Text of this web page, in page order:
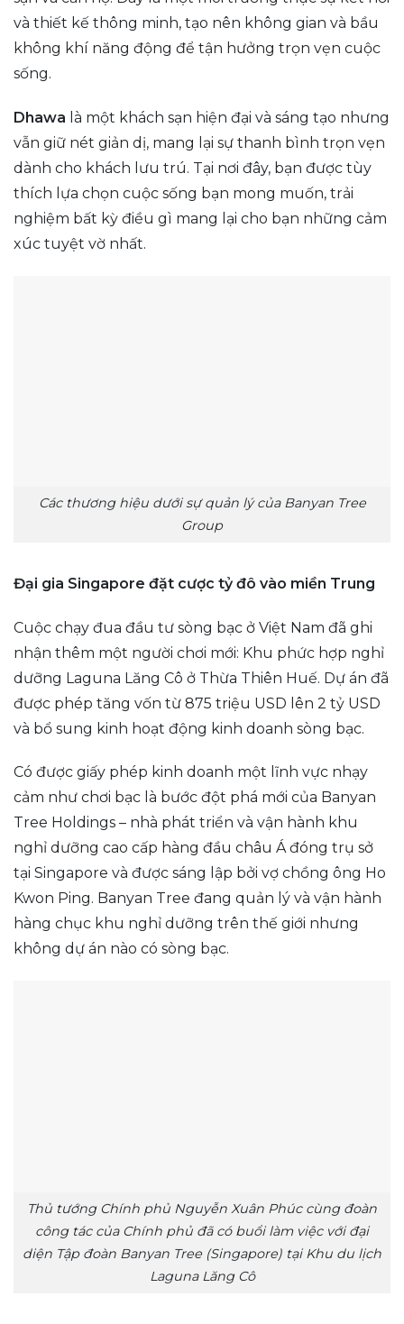
và thiết kế thông minh, tạo nên không gian và bầu
không khí năng động để tận hưởng trọn vẹn cuộc
sống.
Dhawa là một khách sạn hiện đại và sáng tạo nhưng
vẫn giữ nét giản dị, mang lại sự thanh bình trọn vẹn
dành cho khách lưu trú. Tại nơi đây, bạn được tùy
thích lựa chọn cuộc sống bạn mong muốn, trải
nghiệm bất kỳ điều gì mang lại cho bạn những cảm
xúc tuyệt vờ nhất.
Các thương hiệu dưới sự quản lý của Banyan Tree
Group
Đại gia Singapore đặt cược tỷ đô vào miền Trung
Cuộc chạy đua đầu tư sòng bạc ở Việt Nam đã ghi
nhận thêm một người chơi mới: Khu phức hợp nghỉ
dưỡng Laguna Lăng Cô ở Thừa Thiên Huế. Dự án đã
được phép tăng vốn từ 875 triệu USD lên 2 tỷ USD
và bổ sung kinh hoạt động kinh doanh sòng bạc.
Có được giấy phép kinh doanh một lĩnh vực nhạy
cảm như chơi bạc là bước đột phá mới của Banyan
Tree Holdings – nhà phát triển và vận hành khu
nghỉ dưỡng cao cấp hàng đầu châu Á đóng trụ sở
tại Singapore và được sáng lập bởi vợ chồng ông Ho
Kwon Ping. Banyan Tree đang quản lý và vận hành
hàng chục khu nghỉ dưỡng trên thế giới nhưng
không dự án nào có sòng bạc.
Thủ tướng Chính phủ Nguyễn Xuân Phúc cùng đoàn
công tác của Chính phủ đã có buổi làm việc với đại
diện Tập đoàn Banyan Tree (Singapore) tại Khu du lịch
Laguna Lăng Cô